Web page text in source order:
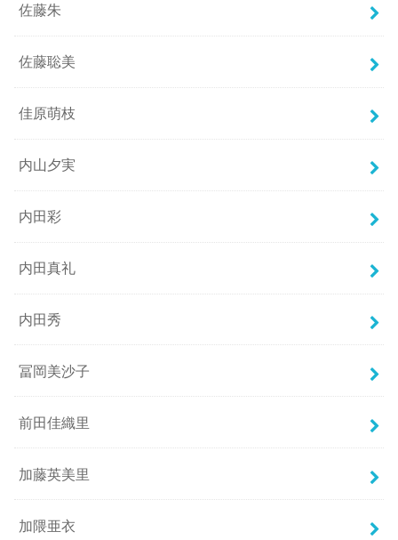
佐藤朱
佐藤聡美
佳原萌枝
内山夕実
内田彩
内田真礼
内田秀
冨岡美沙子
前田佳織里
加藤英美里
加隈亜衣